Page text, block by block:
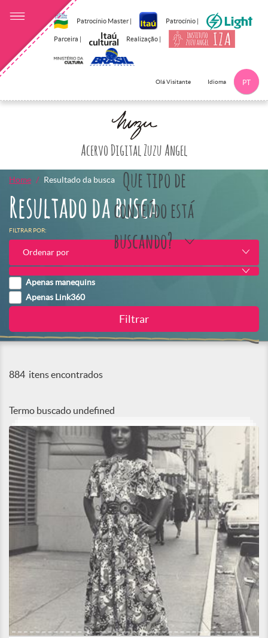
Patrocínio Master | Patrocínio |
Parceira | Realização |
Olá Visitante Idioma PT
Acervo Digital Zuzu Angel
Que tipo de
conteúdo está
buscando?
Home Resultado da busca
Resultado da busca
FILTRAR POR:
Ordenar por
Apenas manequins
Apenas Link360
884 itens encontrados
Termo buscado undefined